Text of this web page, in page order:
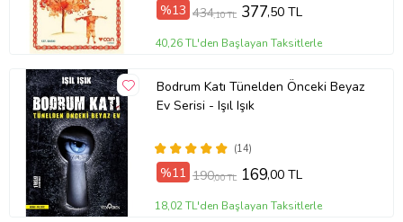
%13 434,10 TL 377,50 TL
40,26 TL'den Başlayan Taksitlerle
Bodrum Katı Tünelden Önceki Beyaz
Ev Serisi - Işıl Işık
(14)
%11 190,00 TL 169,00 TL
18,02 TL'den Başlayan Taksitlerle